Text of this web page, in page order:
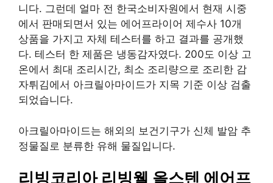
니다. 그런데 얼마 전 한국소비자원에서 현재 시중
에서 판매되면서 있는 에어프라이어 제수사 10개
상품을 가지고 자체 테스터를 하고 결과를 공개했
다. 테스터 한 제품은 냉동감자였다. 200도 이상 고
온에서 최대 조리시간, 최소 조리량으로 조리한 감
자튀김에서 아크릴아마이드가 지목 기준 이상 검출
되었습니다.
아크릴아마이드는 해외의 보건기구가 신체 발암 추
정물질로 분류한 유해 물질입니다.
리빙코리아 리빙웰 올스텐 에어프